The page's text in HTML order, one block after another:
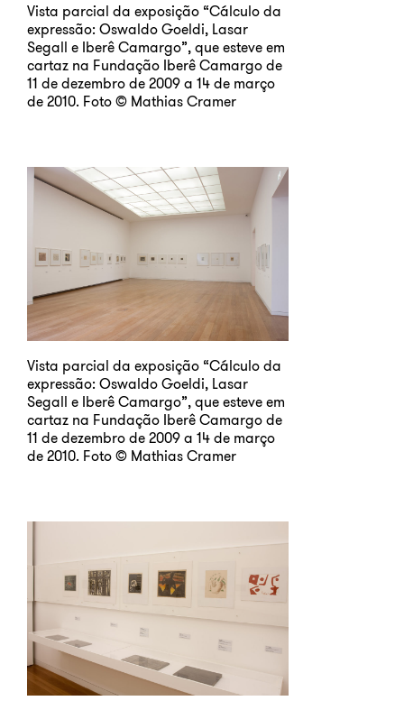
Vista parcial da exposição “Cálculo da
expressão: Oswaldo Goeldi, Lasar
Segall e Iberê Camargo”, que esteve em
cartaz na Fundação Iberê Camargo de
11 de dezembro de 2009 a 14 de março
de 2010. Foto © Mathias Cramer
Vista parcial da exposição “Cálculo da
expressão: Oswaldo Goeldi, Lasar
Segall e Iberê Camargo”, que esteve em
cartaz na Fundação Iberê Camargo de
11 de dezembro de 2009 a 14 de março
de 2010. Foto © Mathias Cramer